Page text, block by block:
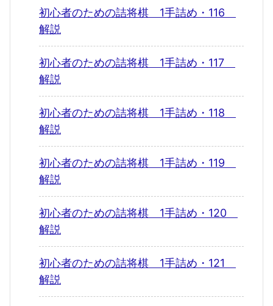
初心者のための詰将棋 1手詰め・116
解説
初心者のための詰将棋 1手詰め・117
解説
初心者のための詰将棋 1手詰め・118
解説
初心者のための詰将棋 1手詰め・119
解説
初心者のための詰将棋 1手詰め・120
解説
初心者のための詰将棋 1手詰め・121
解説